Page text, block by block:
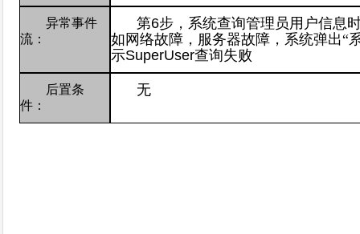
异常事件
流：
第6步，系统查询管理员用户信息
如网络故障，服务器故障，系统弹出“
示SuperUser查询失败
后置条
件：
无